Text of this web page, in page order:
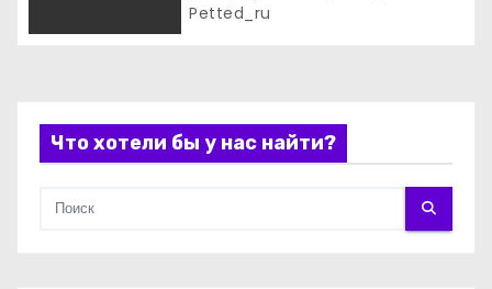
и
я
м
Petted_ru
Что хотели бы у нас найти?